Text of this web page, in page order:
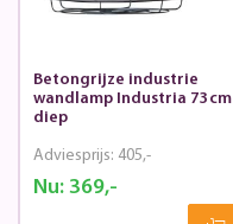
Betongrijze industrie
wandlamp Industria 73cm
diep
Nu:369,-
Adviesprijs: 405,-